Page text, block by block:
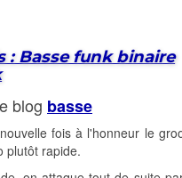
: Basse funk binaire
blog basse
fois à l'honneur le
plutôt rapide.